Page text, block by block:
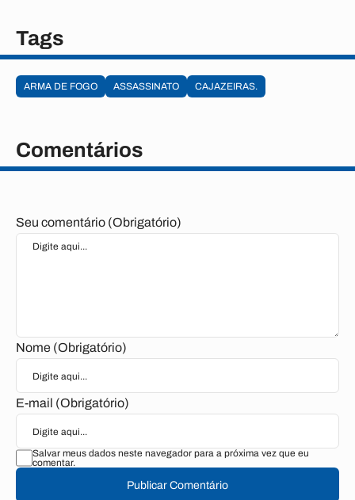
Tags
ARMA DE FOGO ASSASSINATO CAJAZEIRAS.
Comentários
Seu comentário (Obrigatório)
Nome (Obrigatório)
E-mail (Obrigatório)
Salvar meus dados neste navegador para a próxima vez que eu
comentar.
Publicar Comentário